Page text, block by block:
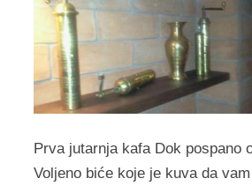
Prva jutarnja kafa Dok pospano
Voljeno biće koje je kuva da